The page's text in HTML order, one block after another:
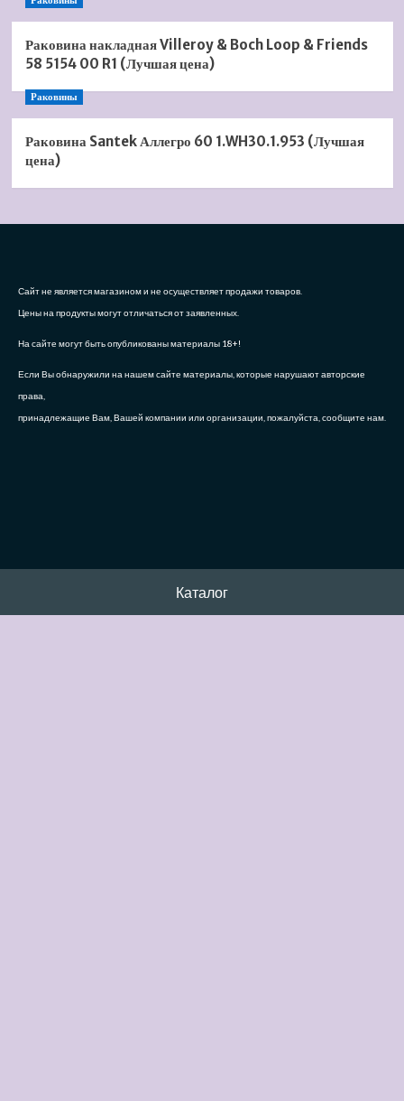
Раковина накладная Villeroy & Boch Loop & Friends
58 5154 00 R1 (Лучшая цена)
Раковины
Раковина Santek Аллегро 60 1.WH30.1.953 (Лучшая
цена)
Сайт не является магазином и не осуществляет продажи товаров.
Цены на продукты могут отличаться от заявленных.
На сайте могут быть опубликованы материалы 18+!
Если Вы обнаружили на нашем сайте материалы, которые нарушают авторские
права,
принадлежащие Вам, Вашей компании или организации, пожалуйста, сообщите нам.
Каталог